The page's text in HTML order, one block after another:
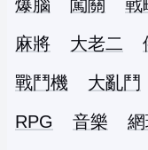
爆腦
闖關 戰
麻將
大老二
戰鬥機
大亂鬥
RPG
音樂